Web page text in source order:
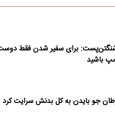
برای سفیر شدن فقط
باشید
جو بایدن به کل بدنش سرایت کرد